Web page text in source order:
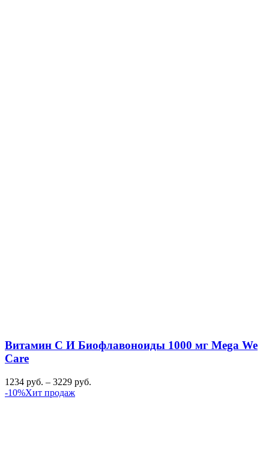
Витамин С И Биофлавоноиды 1000 мг Mega We
Care
1234 руб. – 3229 руб.
-10%Хит продаж